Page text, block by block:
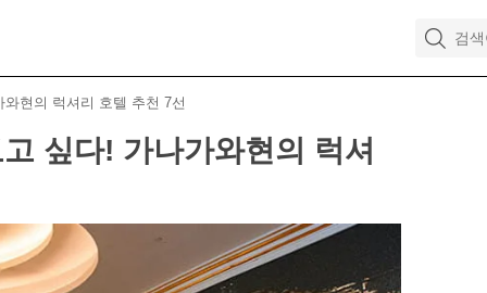
현의 럭셔리 호텔 추천 7선
싶다! 가나가와현의 럭셔